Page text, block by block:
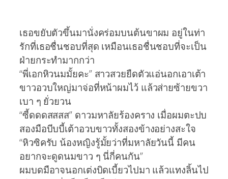
เธอขยับตัวขึ้นมานั่งคร่อมบนต้นขาผม อยู่ในท่า
รักที่เธอชื่นชอบที่สุด เหมือนเธอชื่นชอบที่จะเป็น
ฝ่ายกระทำมากกว่า
“พี่เอกหิวนมมั้ยคะ” สาวสวยยืดตัวแอ่นอกเอาเต้า
ขาวอวบใหญ่มาจ่อที่หน้าผมไว้ แล้วส่ายซ้ายขวา
เบา ๆ ยั่วยวน
“ซี้ดดดสสสส” ดาวมหาลัยร้องคราง เมื่อผมตะปบ
สองมือบีบบี้เต้าอวบขาวทั้งสองข้างอย่างสะใจ
“หิวซิครับ น้องหญิงรู้มั้ยว่าที่มหาลัยวันนี้ มีคน
อยากจะดูดนมขาว ๆ นี่กี่คนกัน”
ผมบดมือาจนอกเต่งบิดเบี้ยวไปมา แล้วแทงลิ้นไป